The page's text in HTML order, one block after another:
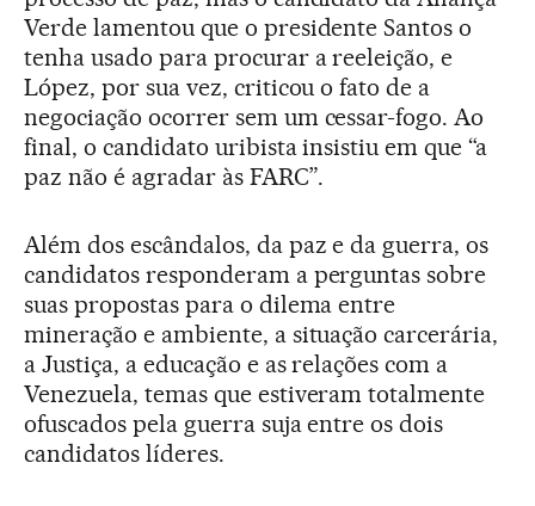
Verde lamentou que o presidente Santos o
tenha usado para procurar a reeleição, e
López, por sua vez, criticou o fato de a
negociação ocorrer sem um cessar-fogo. Ao
final, o candidato uribista insistiu em que “a
paz não é agradar às FARC”.
Além dos escândalos, da paz e da guerra, os
candidatos responderam a perguntas sobre
suas propostas para o dilema entre
mineração e ambiente, a situação carcerária,
a Justiça, a educação e as relações com a
Venezuela, temas que estiveram totalmente
ofuscados pela guerra suja entre os dois
candidatos líderes.